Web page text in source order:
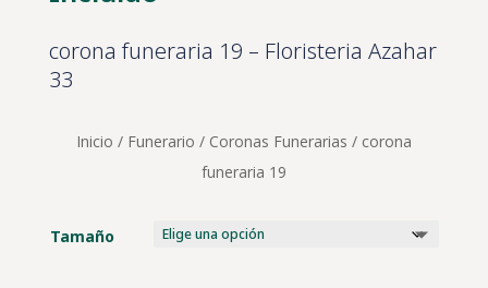
desde
138,00 €
corona funeraria 19 – Floristeria Azahar
33
Inicio / Funerario / Coronas Funerarias / corona
funeraria 19
Tamaño